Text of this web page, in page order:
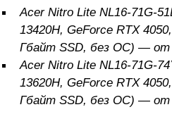
Acer Nitro Lite NL16-71G-
13420H, GeForce RTX
Гбайт SSD, без ОС) — от
Acer Nitro Lite NL16-71G-
13620H, GeForce RTX
Гбайт SSD, без ОС) — от